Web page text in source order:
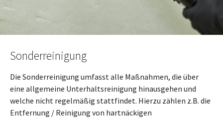
Sonderreinigung
Die Sonderreinigung umfasst alle Maßnahmen, die über
eine allgemeine Unterhaltsreinigung hinausgehen und
welche nicht regelmäßig stattfindet. Hierzu zählen z.B. die
Entfernung / Reinigung von hartnäckigen